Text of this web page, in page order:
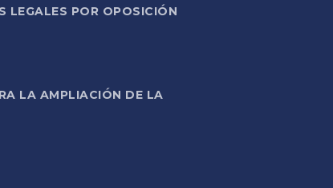
LEGALES POR OPOSICIÓN
LA AMPLIACIÓN DE LA